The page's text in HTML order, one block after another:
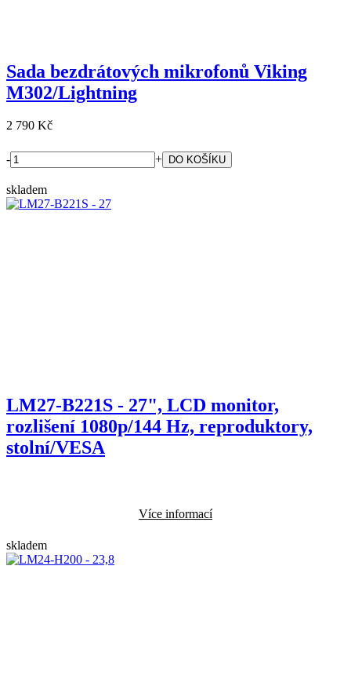
Sada bezdrátových mikrofonů Viking
M302/Lightning
2 790 Kč
- +
skladem
LM27-B221S - 27", LCD monitor,
rozlišení 1080p/144 Hz, reproduktory,
stolní/VESA
Více informací
skladem